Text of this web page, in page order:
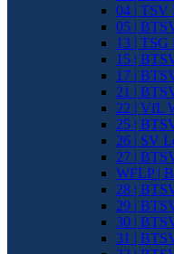
04 | TSV
05 |
13 |
15 |
17 |
21 |
22 | VfL
25 |
26 | SV
27 |
WFLP |
28 |
29 |
30 |
31 |